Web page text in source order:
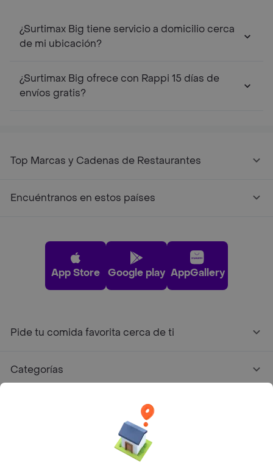
¿Surtimax Big tiene servicio a domicilio cerca
de mi ubicación?
¿Surtimax Big ofrece con Rappi 15 días de
envíos gratis?
Top Marcas y Cadenas de Restaurantes
Encuéntranos en estos países
App Store Google play AppGallery
Pide tu comida favorita cerca de ti
Categorías